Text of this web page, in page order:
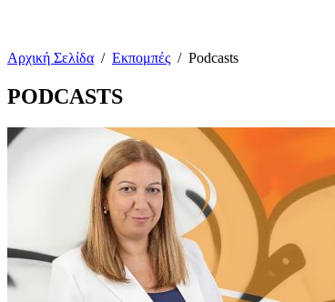
Αρχική Σελίδα / Εκπομπές / Podcasts
PODCASTS